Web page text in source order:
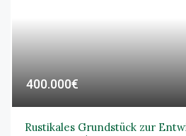
400.000€
Rustikales Grundstück zur